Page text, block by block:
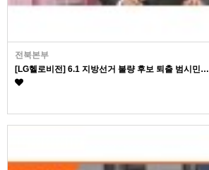
전북본부
[LG헬로비전] 6.1 지방선거 불량 후보 퇴출 범시민…